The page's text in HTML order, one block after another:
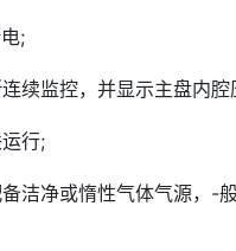
;
续监控，并显示主盘内腔
行;
洁净或惰性气体气源，-